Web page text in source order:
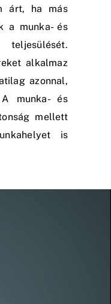
árt, ha más
a munka- és
teljesülését.
alkalmaz
azonnal,
munka- és
mellett
is